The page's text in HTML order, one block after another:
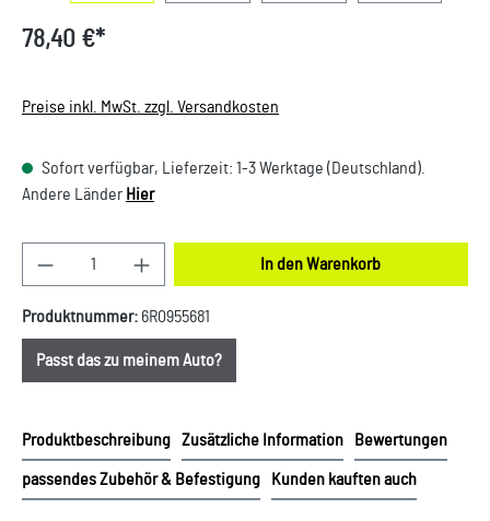
78,40 €*
Preise inkl. MwSt. zzgl. Versandkosten
Sofort verfügbar, Lieferzeit: 1-3 Werktage (Deutschland).
Andere Länder Hier
Produkt Anzahl: Gib den gewünschten Wert ein
In den Warenkorb
Produktnummer: 6R0955681
Passt das zu meinem Auto?
Produktbeschreibung Zusätzliche Information Bewertungen
passendes Zubehör & Befestigung Kunden kauften auch